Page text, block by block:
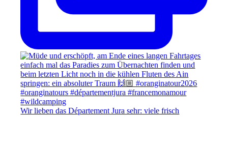
Wir lieben das Département Jura sehr: viele frisch